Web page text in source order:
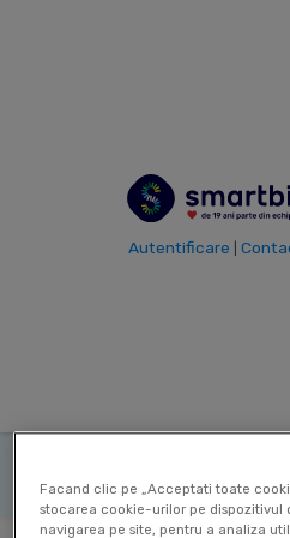
Autentificare |
Vezi detalii
Delia Mircea
Facand clic pe „Acceptati toate
stocarea cookie-urilor pe dispozitivul
navigarea pe site, pentru a analiza